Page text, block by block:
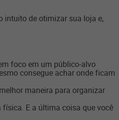
intuito de otimizar sua loja e,
foco em um público-alvo
consegue achar onde ficam
maneira para organizar
E a última coisa que você